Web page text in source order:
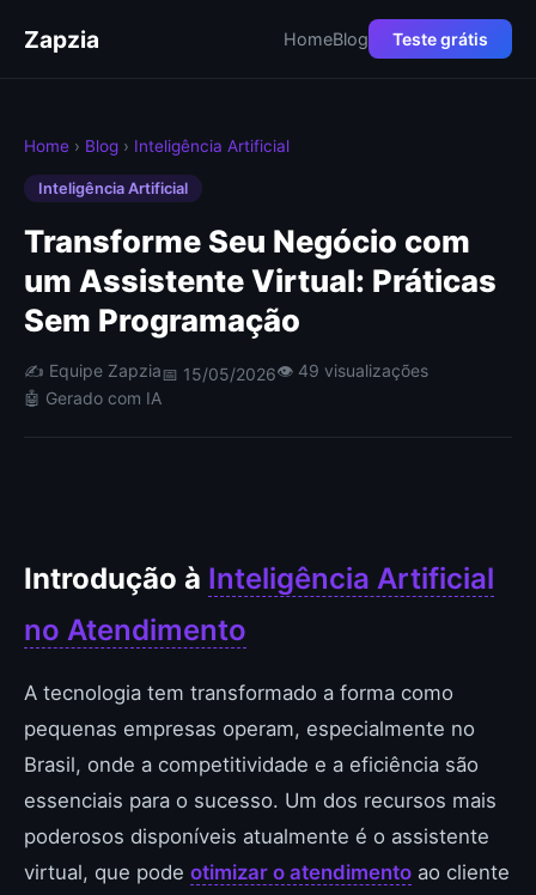
Zapzia HomeBlog Teste grátis
Home › Blog › Inteligência Artificial
Inteligência Artificial
Transforme Seu Negócio com
um Assistente Virtual: Práticas
Sem Programação
✍️ Equipe Zapzia📅 15/05/2026👁 49 visualizações
🤖 Gerado com IA
Introdução à Inteligência Artificial
no Atendimento
A tecnologia tem transformado a forma como
pequenas empresas operam, especialmente no
Brasil, onde a competitividade e a eficiência são
essenciais para o sucesso. Um dos recursos mais
poderosos disponíveis atualmente é o assistente
virtual, que pode otimizar o atendimento ao cliente